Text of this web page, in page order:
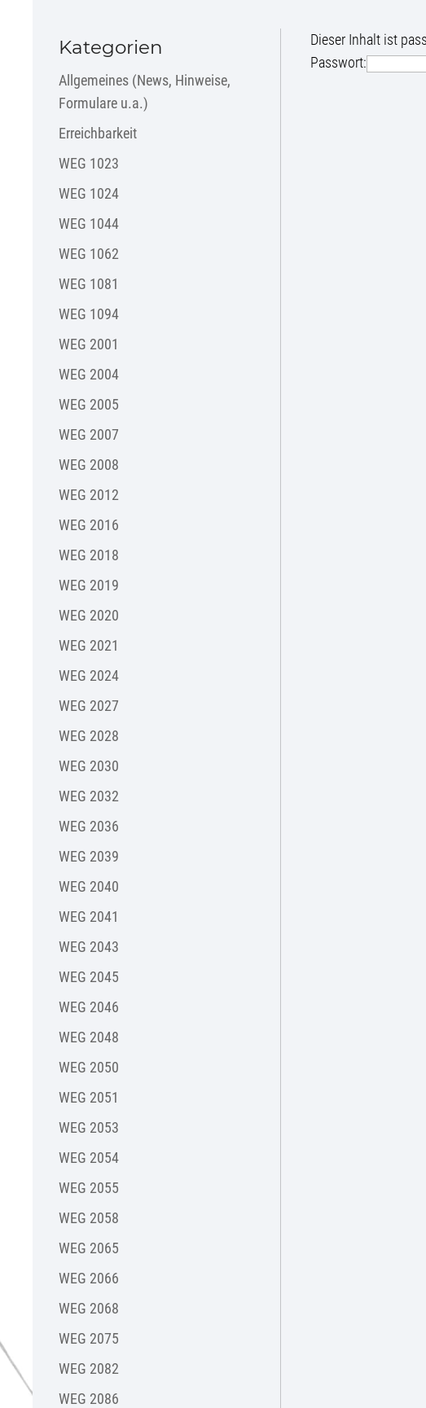
Kategorien
Allgemeines (News, Hinweise,
Formulare u.a.)
Erreichbarkeit
WEG 1023
WEG 1024
WEG 1044
WEG 1062
WEG 1081
WEG 1094
WEG 2001
WEG 2004
WEG 2005
WEG 2007
WEG 2008
WEG 2012
WEG 2016
WEG 2018
WEG 2019
WEG 2020
WEG 2021
WEG 2024
WEG 2027
WEG 2028
WEG 2030
WEG 2032
WEG 2036
WEG 2039
WEG 2040
WEG 2041
WEG 2043
WEG 2045
WEG 2046
WEG 2048
WEG 2050
WEG 2051
WEG 2053
WEG 2054
WEG 2055
WEG 2058
WEG 2065
WEG 2066
WEG 2068
WEG 2075
WEG 2082
WEG 2086
Dieser Inhalt ist
Passwort: